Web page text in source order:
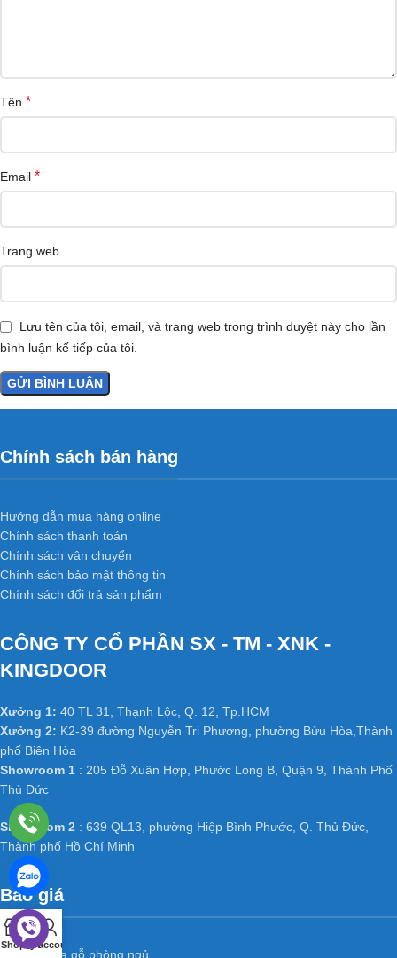
Tên *
Email *
Trang web
Lưu tên của tôi, email, và trang web trong trình duyệt này cho lần
bình luận kế tiếp của tôi.
Chính sách bán hàng
Hướng dẫn mua hàng online
Chính sách thanh toán
Chính sách vận chuyển
Chính sách bảo mật thông tin
Chính sách đổi trả sản phẩm
CÔNG TY CỔ PHẦN SX - TM - XNK -
KINGDOOR
Xưởng 1: 40 TL 31, Thạnh Lộc, Q. 12, Tp.HCM
Xưởng 2: K2-39 đường Nguyễn Tri Phương, phường Bửu Hòa,Thành
phố Biên Hòa
Showroom 1 : 205 Đỗ Xuân Hợp, Phước Long B, Quận 9, Thành Phố
Thủ Đức
Showroom 2 : 639 QL13, phường Hiệp Bình Phước, Q. Thủ Đức,
Thành phố Hồ Chí Minh
Báo giá
Báo giá cửa gỗ phòng ngủ
Shop
0
Cart
My account